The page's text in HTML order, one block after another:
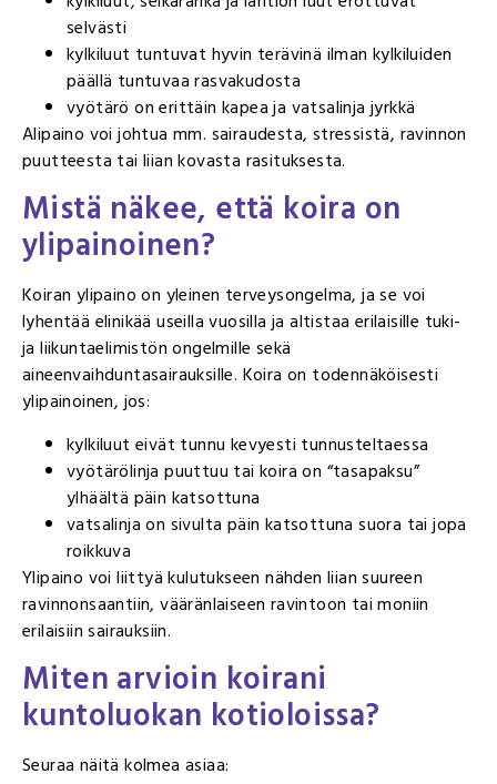
selvästi
kylkiluut tuntuvat hyvin terävinä ilman kylkiluiden
päällä tuntuvaa rasvakudosta
vyötärö on erittäin kapea ja vatsalinja jyrkkä
Alipaino voi johtua mm. sairaudesta, stressistä, ravinnon
puutteesta tai liian kovasta rasituksesta.
Mistä näkee, että koira on
ylipainoinen?
Koiran ylipaino on yleinen terveysongelma, ja se voi
lyhentää elinikää useilla vuosilla ja altistaa erilaisille tuki-
ja liikuntaelimistön ongelmille sekä
aineenvaihduntasairauksille. Koira on todennäköisesti
ylipainoinen, jos:
kylkiluut eivät tunnu kevyesti tunnusteltaessa
vyötärölinja puuttuu tai koira on “tasapaksu”
ylhäältä päin katsottuna
vatsalinja on sivulta päin katsottuna suora tai jopa
roikkuva
Ylipaino voi liittyä kulutukseen nähden liian suureen
ravinnonsaantiin, vääränlaiseen ravintoon tai moniin
erilaisiin sairauksiin.
Miten arvioin koirani
kuntoluokan kotioloissa?
Seuraa näitä kolmea asiaa: